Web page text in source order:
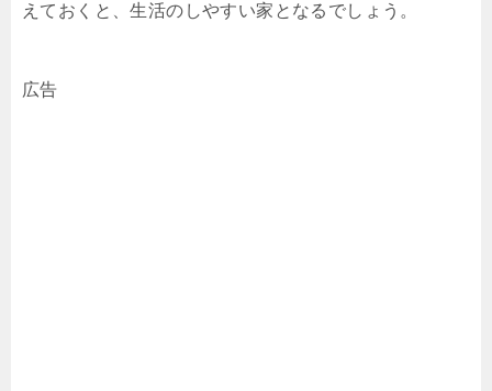
えておくと、生活のしやすい家となるでしょう。
広告